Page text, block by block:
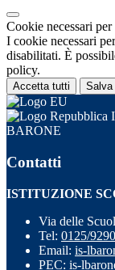
Cookie necessari
I cookie necessari
disabilitati. È
policy.
Accetta tutti Salva
BARONE
Contatti
ISTITUZIONE
Via delle
Tel: 0125/
Email: is-
PEC: is-